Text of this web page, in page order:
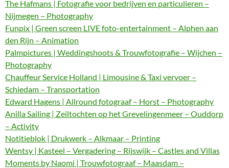
The Hafmans | Fotografie voor bedrijven en particulieren –
Nijmegen – Photography
Funpix | Green screen LIVE foto-entertainment – Alphen aan
den Rijn – Animation
Palmpictures | Weddingshoots & Trouwfotografie – Wijchen –
Photography
Chauffeur Service Holland | Limousine & Taxi vervoer –
Schiedam – Transportation
Edward Hagens | Allround fotograaf – Horst – Photography
Anilla Sailing | Zeiltochten op het Grevelingenmeer – Ouddorp
– Activity
Notitieblok | Drukwerk – Alkmaar – Printing
Wentsy | Kasteel – Vergadering – Rijswijk – Castles and Villas
Moments by Naomi | Trouwfotograaf – Maasdam –